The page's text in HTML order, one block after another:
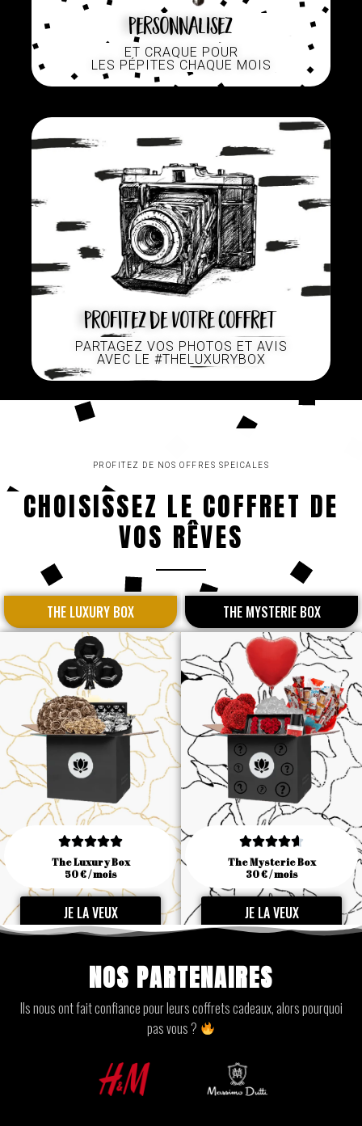
Personnalisez
ET CRAQUE POUR
LES PÉPITES CHAQUE MOIS
Profitez de votre coffret
PARTAGEZ VOS PHOTOS ET AVIS
AVEC LE #THELUXURYBOX
PROFITEZ DE NOS OFFRES SPEICALES
CHOISISSEZ LE COFFRET DE
VOS RÊVES
THE LUXURY BOX THE MYSTERIE BOX

The Luxury Box
50 € / mois
JE LA VEUX

The Mysterie Box
30 € / mois
JE LA VEUX
NOS PARTENAIRES
Ils nous ont fait confiance pour leurs coffrets cadeaux, alors pourquoi
pas vous ?